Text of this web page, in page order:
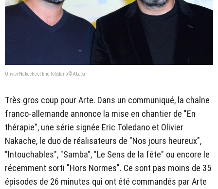
Olivier Nakache et Eric Toledano © Abaca
Très gros coup pour Arte. Dans un communiqué, la chaîne
franco-allemande annonce la mise en chantier de "En
thérapie", une série signée Eric Toledano et Olivier
Nakache, le duo de réalisateurs de "Nos jours heureux",
"Intouchables", "Samba", "Le Sens de la fête" ou encore le
récemment sorti "Hors Normes". Ce sont pas moins de 35
épisodes de 26 minutes qui ont été commandés par Arte